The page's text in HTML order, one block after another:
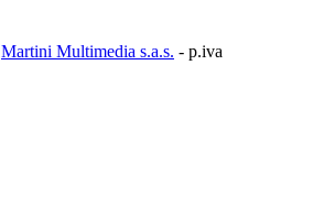
Martini Multimedia s.a.s. - p.iva